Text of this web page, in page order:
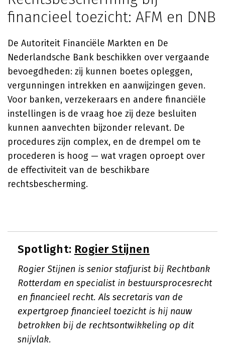
financieel toezicht: AFM en DNB
De Autoriteit Financiële Markten en De
Nederlandsche Bank beschikken over vergaande
bevoegdheden: zij kunnen boetes opleggen,
vergunningen intrekken en aanwijzingen geven.
Voor banken, verzekeraars en andere financiële
instellingen is de vraag hoe zij deze besluiten
kunnen aanvechten bijzonder relevant. De
procedures zijn complex, en de drempel om te
procederen is hoog — wat vragen oproept over
de effectiviteit van de beschikbare
rechtsbescherming.
Spotlight: Rogier Stijnen
Rogier Stijnen is senior stafjurist bij Rechtbank
Rotterdam en specialist in bestuursprocesrecht
en financieel recht. Als secretaris van de
expertgroep financieel toezicht is hij nauw
betrokken bij de rechtsontwikkeling op dit
snijvlak.